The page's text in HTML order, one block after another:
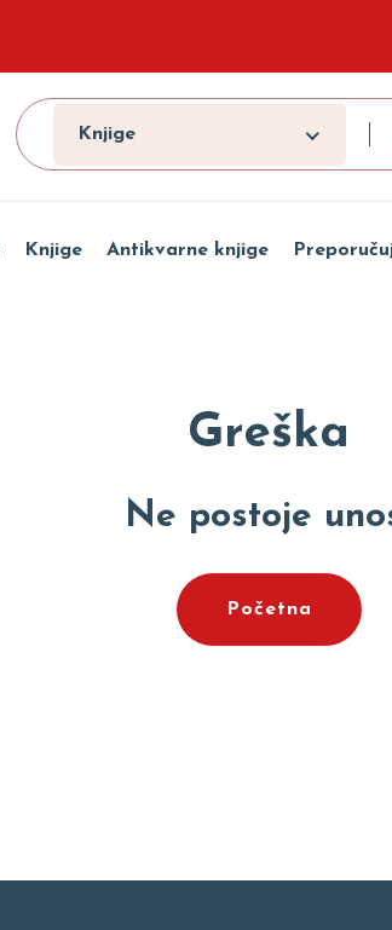
Knjige
Knjige Antikvarne knjige
Greška
Ne postoje
Početna